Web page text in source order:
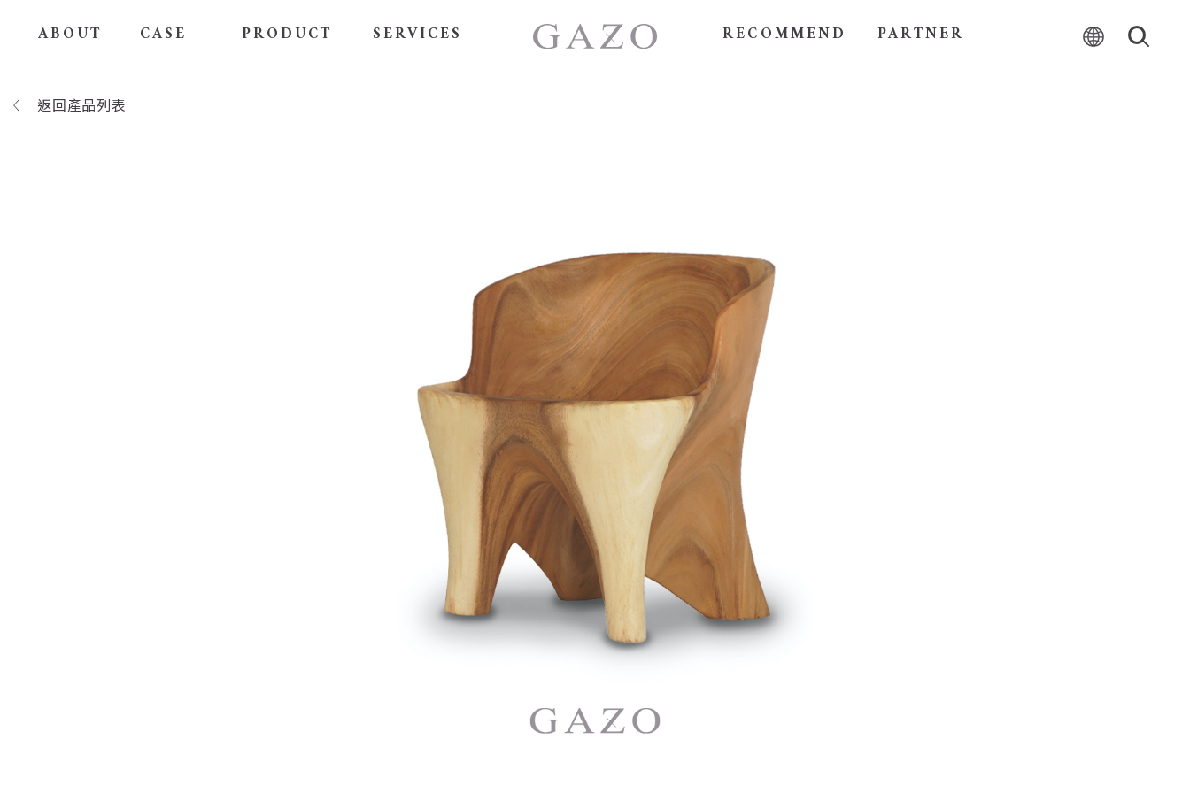
ABOUT CASE PRODUCT SERVICES RECOMMEND PARTNER
返回產品列表